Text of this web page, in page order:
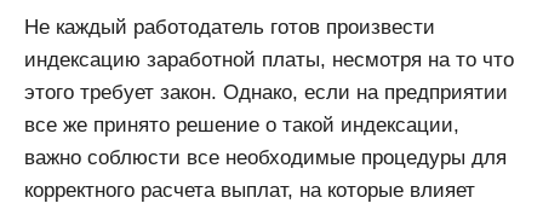
Не каждый работодатель готов произвести
индексацию заработной платы, несмотря на то что
этого требует закон. Однако, если на предприятии
все же принято решение о такой индексации,
важно соблюсти все необходимые процедуры для
корректного расчета выплат, на которые влияет